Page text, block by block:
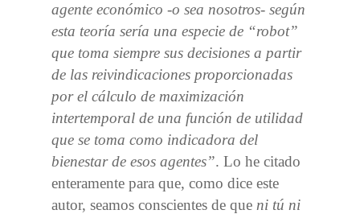
agente económico -o sea nosotros- según
esta teoría sería una especie de “robot”
que toma siempre sus decisiones a partir
de las reivindicaciones proporcionadas
por el cálculo de maximización
intertemporal de una función de utilidad
que se toma como indicadora del
bienestar de esos agentes”. Lo he citado
enteramente para que, como dice este
autor, seamos conscientes de que ni tú ni